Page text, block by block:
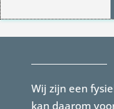
Wij zijn een
kan daarom